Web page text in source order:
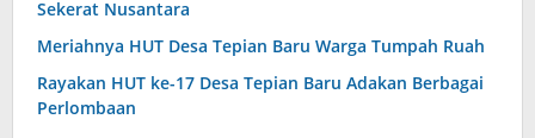
Sekerat Nusantara
Meriahnya HUT Desa Tepian Baru Warga Tumpah Ruah
Rayakan HUT ke-17 Desa Tepian Baru Adakan Berbagai
Perlombaan